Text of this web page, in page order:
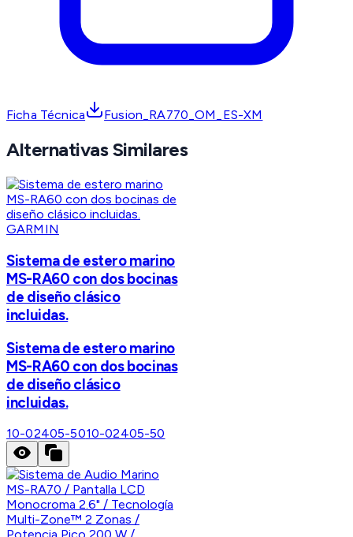
Ficha Técnica Fusion_RA770_OM_ES-XM
Alternativas Similares
GARMIN
Sistema de estero marino
MS-RA60 con dos bocinas
de diseño clásico
incluidas.
Sistema de estero marino
MS-RA60 con dos bocinas
de diseño clásico
incluidas.
10-02405-5010-02405-50